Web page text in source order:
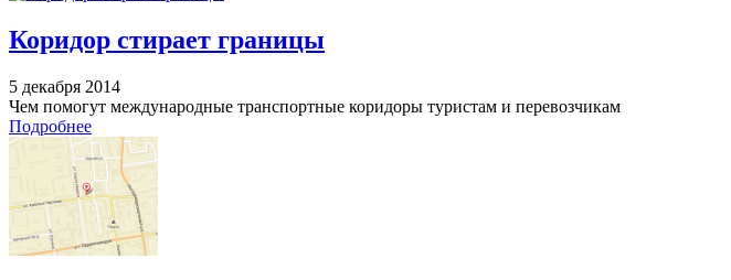
Коридор стирает границы
5 декабря 2014
Чем помогут международные транспортные коридоры туристам и перевозчикам
Подробнее